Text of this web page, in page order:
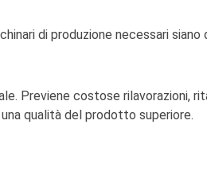
di produzione necessari
Previene costose rilavorazioni,
qualità del prodotto superiore.